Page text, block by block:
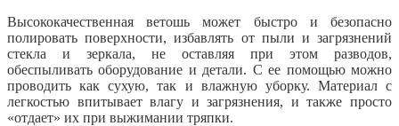
Высококачественная ветошь может быстро и безопасно
полировать поверхности, избавлять от пыли и загрязнений
стекла и зеркала, не оставляя при этом разводов,
обеспыливать оборудование и детали. С ее помощью можно
проводить как сухую, так и влажную уборку. Материал с
легкостью впитывает влагу и загрязнения, и также просто
«отдает» их при выжимании тряпки.